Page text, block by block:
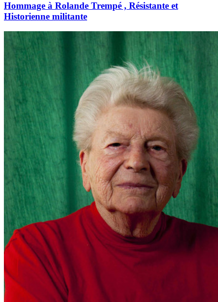
Hommage à Rolande Trempé , Résistante et
Historienne militante